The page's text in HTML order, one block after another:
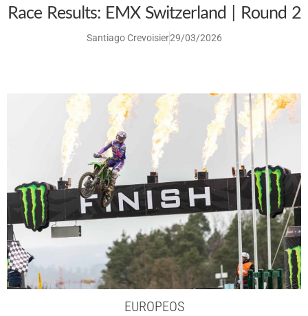
Race Results: EMX Switzerland | Round 2
Santiago Crevoisier29/03/2026
EUROPEOS